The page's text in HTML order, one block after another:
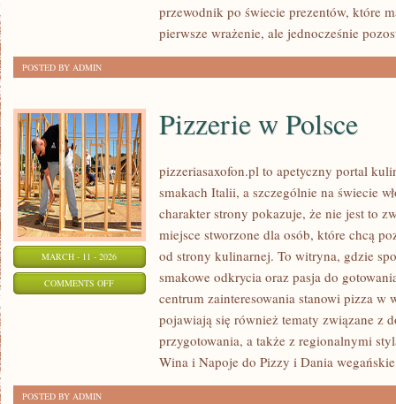
przewodnik po świecie prezentów, które
pierwsze wrażenie, ale jednocześnie
POSTED BY ADMIN
MARCH - 11 - 2026
COMMENTS OFFON
Pizzerie w Polsce
pizzeriasaxofon.pl to apetyczny portal
smakach Italii, a szczególnie na świecie
charakter strony pokazuje, że nie jest to
miejsce stworzone dla osób, które chcą
od strony kulinarnej. To witryna, gdzie
smakowe odkrycia oraz pasja do
centrum zainteresowania stanowi pizza w
pojawiają się również tematy związane z
przygotowania, a także z regionalnymi
Wina i Napoje do Pizzy i Dania
POSTED BY ADMIN